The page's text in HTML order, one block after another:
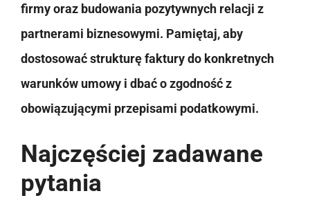
firmy oraz budowania pozytywnych relacji z
partnerami biznesowymi. Pamiętaj, aby
dostosować strukturę faktury do konkretnych
warunków umowy i dbać o zgodność z
obowiązującymi przepisami podatkowymi.
Najczęściej zadawane
pytania